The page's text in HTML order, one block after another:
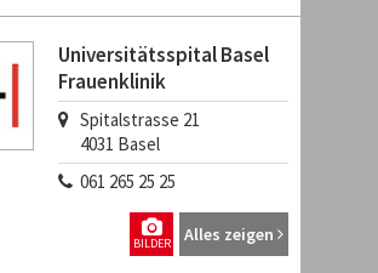
Universitätsspital Basel
Frauenklinik
Spitalstrasse 21
4031 Basel
061 265 25 25
Alles zeigen
BILDER